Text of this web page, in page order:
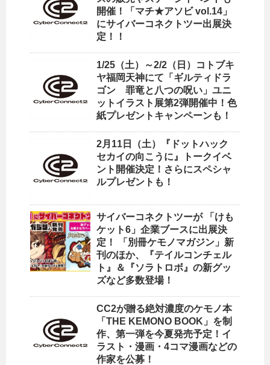
開催！「マチ★アソビ vol.14」
にサイバーコネクトツー出展決
定！！
1/25（土）～2/2（日）コトブキ
ヤ福岡天神にて「ギルティドラ
ゴン 罪竜と八つの呪い」ユニ
ットイラスト展第2弾開催中！色
紙プレゼントキャンペーンも！
2月11日（土）『ドットハック
セカイの向こうに』トークイベ
ント開催決定！さらにスペシャ
ルプレゼントも！
サイバーコネクトツーが 「けも
ケット6」企業ブースに出展決
定！ 「別冊ケモノマガジン」新
刊のほか、『テイルコンチェル
ト』＆『ソラトロボ』の新グッ
ズなど多数登場！
CC2が贈る絶対濃度のケモノ本
「THE KEMONO BOOK」を制
作、第一弾を今夏発売予定！イ
ラスト・漫画・4コマ漫画などの
作家を公募！